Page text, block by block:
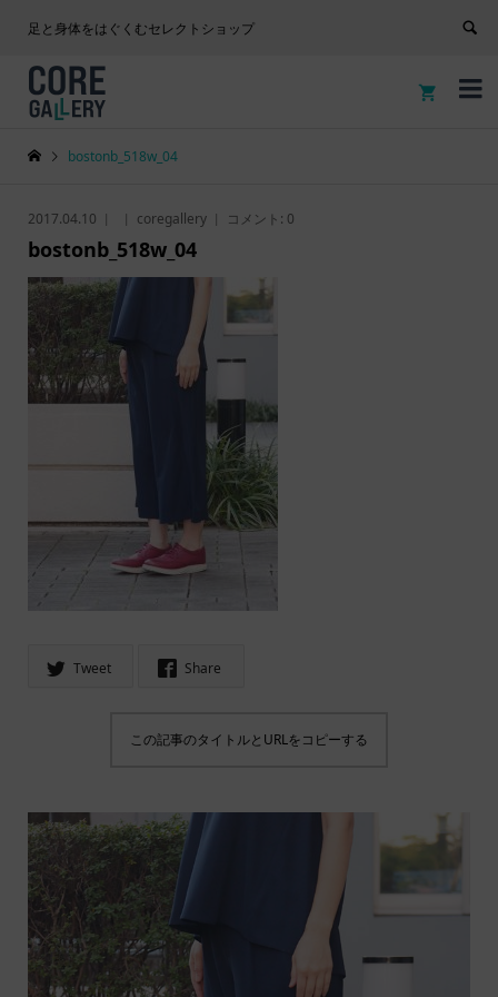
足と身体をはぐくむセレクトショップ


bostonb_518w_04
2017.04.10 coregallery コメント: 0
bostonb_518w_04
Tweet Share
この記事のタイトルとURLをコピーする